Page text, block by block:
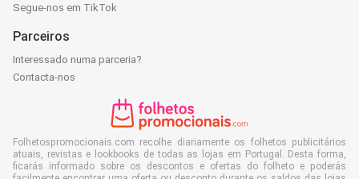
Segue-nos em TikTok
Parceiros
Interessado numa parceria?
Contacta-nos
Folhetospromocionais.com recolhe diariamente os folhetos publicitários
atuais, revistas e lookbooks de todas as lojas em Portugal. Desta forma,
ficarás informado sobre os descontos e ofertas do folheto e poderás